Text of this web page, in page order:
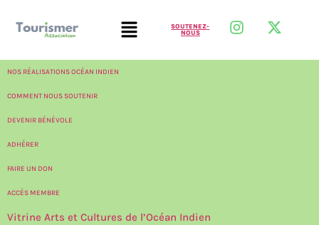
SOUTENEZ-
NOUS
NOS RÉALISATIONS OCÉAN INDIEN
COMMENT NOUS SOUTENIR
DEVENIR BÉNÉVOLE
ADHÉRER
FAIRE UN DON
ACCÈS MEMBRE
Vitrine Arts et Cultures de l’Océan Indien